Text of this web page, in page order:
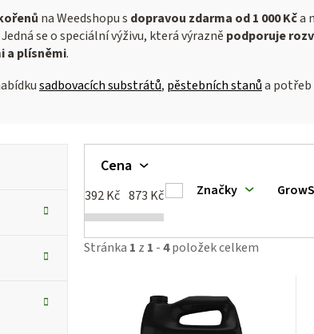
na Weedshopu s dopravou zdarma od 1 000 Kča
Jedná se o speciální výživu, která výrazně podporuje
a plísněmi.
sadbovacích substrátů, pěstebních stanůa potřeb
Stránka 1 z 1 -4položek celkem
Cena
392Kč 873 Kč Značky
ý
p
i